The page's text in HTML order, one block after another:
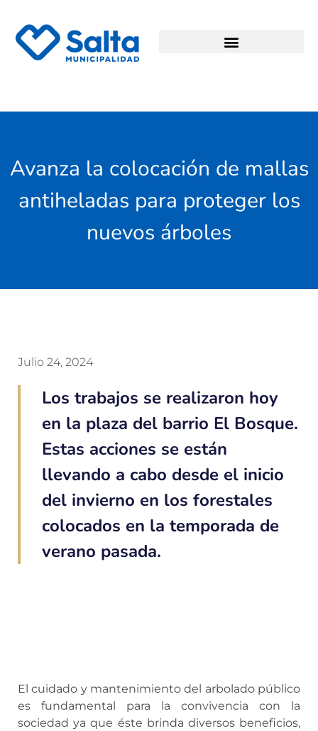
Avanza la colocación de mallas
antiheladas para proteger los
nuevos árboles
Julio 24, 2024
Los trabajos se realizaron hoy
en la plaza del barrio El Bosque.
Estas acciones se están
llevando a cabo desde el inicio
del invierno en los forestales
colocados en la temporada de
verano pasada.
El cuidado y mantenimiento del arbolado público
es fundamental para la convivencia con la
sociedad ya que éste brinda diversos beneficios,